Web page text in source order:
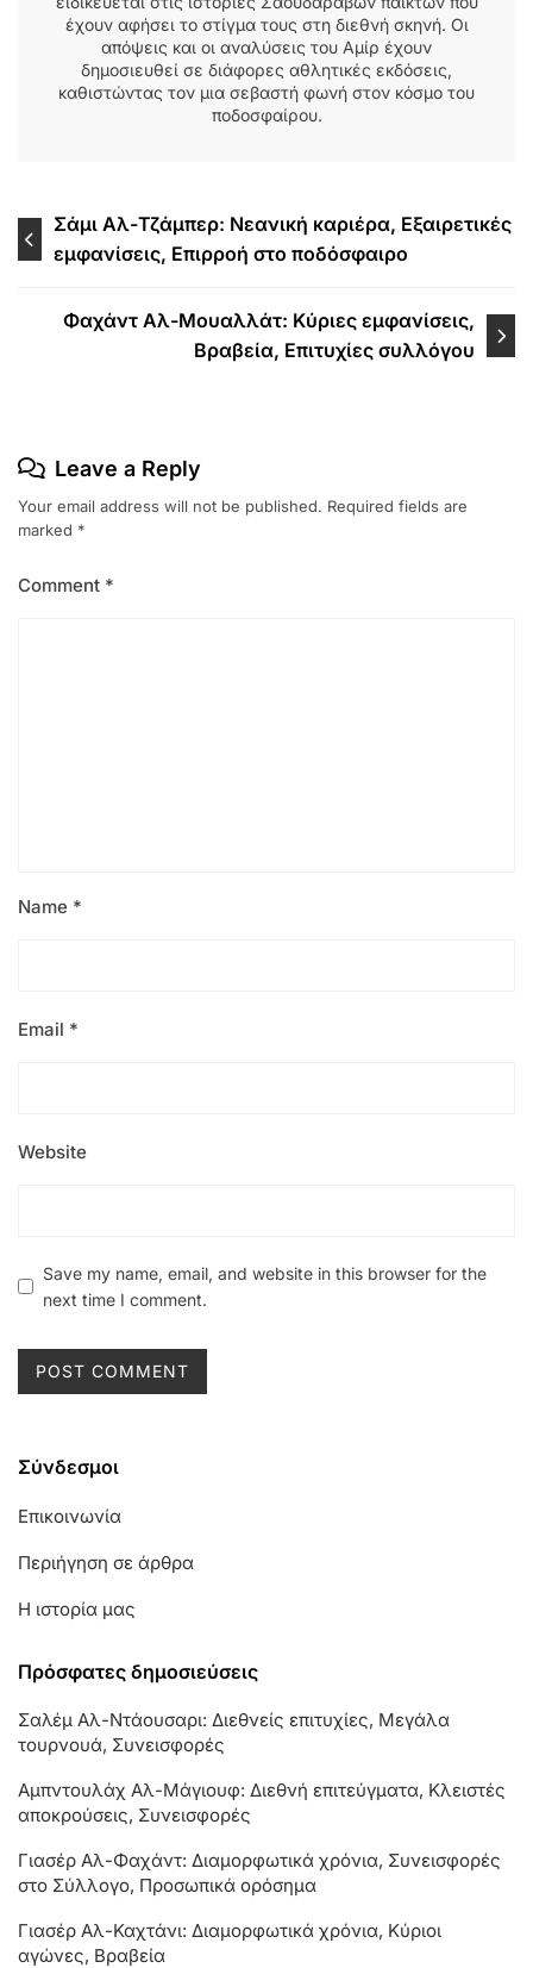
έχουν αφήσει το στίγμα τους στη διεθνή σκηνή. Οι
απόψεις και οι αναλύσεις του Αμίρ έχουν
δημοσιευθεί σε διάφορες αθλητικές εκδόσεις,
καθιστώντας τον μια σεβαστή φωνή στον κόσμο του
ποδοσφαίρου.
Post
navigation
Σάμι Αλ-Τζάμπερ: Νεανική καριέρα, Εξαιρετικές
εμφανίσεις, Επιρροή στο ποδόσφαιρο
Φαχάντ Αλ-Μουαλλάτ: Κύριες εμφανίσεις,
Βραβεία, Επιτυχίες συλλόγου
Leave a Reply
Your email address will not be published. Required fields are
marked *
Comment *
Name *
Email *
Website
Save my name, email, and website in this browser for the
next time I comment.
Σύνδεσμοι
Επικοινωνία
Περιήγηση σε άρθρα
Η ιστορία μας
Πρόσφατες δημοσιεύσεις
Σαλέμ Αλ-Ντάουσαρι: Διεθνείς επιτυχίες, Μεγάλα
τουρνουά, Συνεισφορές
Αμπντουλάχ Αλ-Μάγιουφ: Διεθνή επιτεύγματα, Κλειστές
αποκρούσεις, Συνεισφορές
Γιασέρ Αλ-Φαχάντ: Διαμορφωτικά χρόνια, Συνεισφορές
στο Σύλλογο, Προσωπικά ορόσημα
Γιασέρ Αλ-Καχτάνι: Διαμορφωτικά χρόνια, Κύριοι
αγώνες, Βραβεία